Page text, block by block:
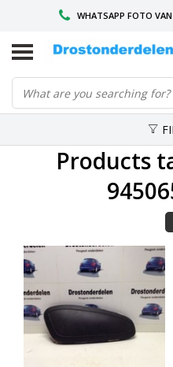
WHATSAPP FOTO
VOOR 16.00
Products